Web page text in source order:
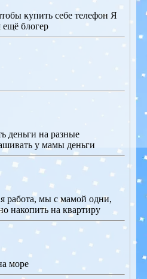
купить себе телефон Я
ещё блогер
деньги на разные
у мамы деньги
работа, мы с мамой одни,
накопить на квартиру
море